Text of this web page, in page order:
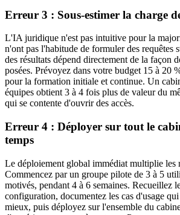
Erreur 3 : Sous-estimer la charge
L'IA juridique n'est pas intuitive pour la
n'ont pas l'habitude de formuler des requêtes
des résultats dépend directement de la façon
posées. Prévoyez dans votre budget 15 à 20
pour la formation initiale et continue. Un
équipes obtient 3 à 4 fois plus de valeur du
qui se contente d'ouvrir des accès.
Erreur 4 : Déployer sur tout le
temps
Le déploiement global immédiat multiplie les
Commencez par un groupe pilote de 3 à 5
motivés, pendant 4 à 6 semaines. Recueillez
configuration, documentez les cas d'usage
mieux, puis déployez sur l'ensemble du